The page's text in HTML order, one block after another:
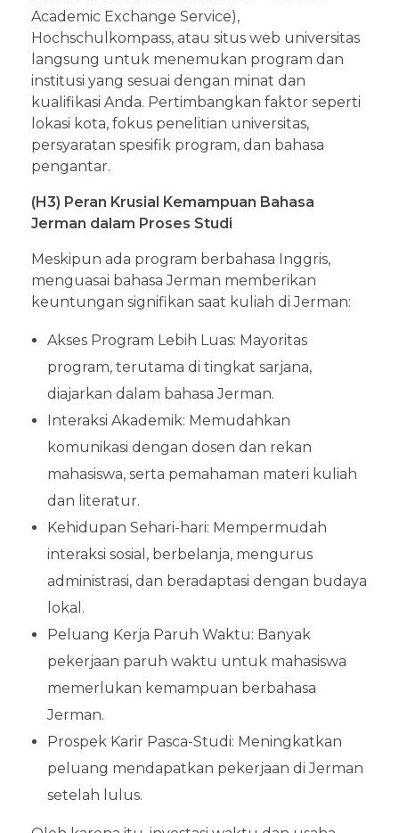
Academic Exchange Service),
Hochschulkompass, atau situs web universitas
langsung untuk menemukan program dan
institusi yang sesuai dengan minat dan
kualifikasi Anda. Pertimbangkan faktor seperti
lokasi kota, fokus penelitian universitas,
persyaratan spesifik program, dan bahasa
pengantar.
(H3) Peran Krusial Kemampuan Bahasa
Jerman dalam Proses Studi
Meskipun ada program berbahasa Inggris,
menguasai bahasa Jerman memberikan
keuntungan signifikan saat kuliah di Jerman:
Akses Program Lebih Luas: Mayoritas
program, terutama di tingkat sarjana,
diajarkan dalam bahasa Jerman.
Interaksi Akademik: Memudahkan
komunikasi dengan dosen dan rekan
mahasiswa, serta pemahaman materi kuliah
dan literatur.
Kehidupan Sehari-hari: Mempermudah
interaksi sosial, berbelanja, mengurus
administrasi, dan beradaptasi dengan budaya
lokal.
Peluang Kerja Paruh Waktu: Banyak
pekerjaan paruh waktu untuk mahasiswa
memerlukan kemampuan berbahasa
Jerman.
Prospek Karir Pasca-Studi: Meningkatkan
peluang mendapatkan pekerjaan di Jerman
setelah lulus.